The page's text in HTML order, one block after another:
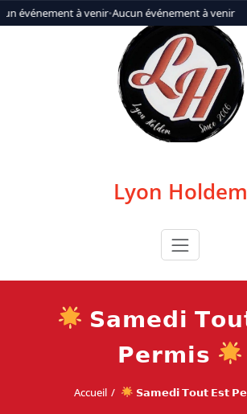
événement à venir•Aucun événement à venir
Aller
au
Lyon Holdem
𝗦𝗮𝗺𝗲𝗱𝗶
𝗣𝗲𝗿𝗺𝗶𝘀
Accueil 𝗦𝗮𝗺𝗲𝗱𝗶 𝗧𝗼𝘂𝘁 𝗘𝘀𝘁